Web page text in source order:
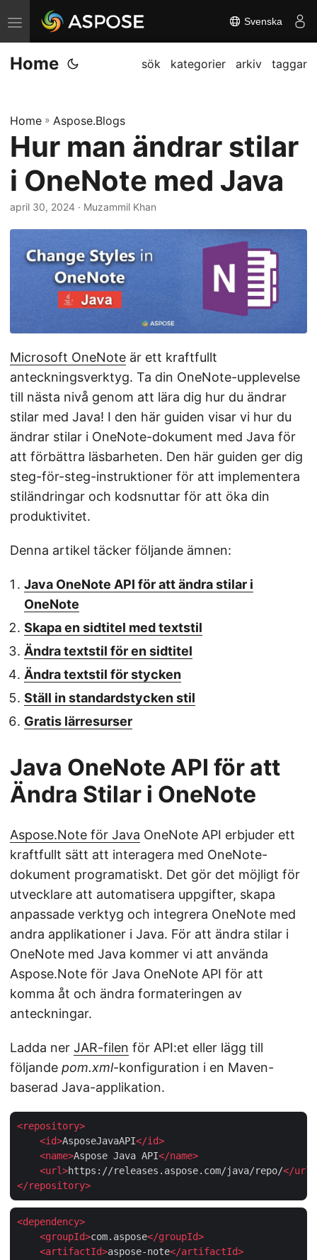
V
ä
x
n
a
g
Svenska
Home sök kategorier arkiv taggar
Home » Aspose.Blogs
Hur man ändrar stilar
i OneNote med Java
april 30, 2024 · Muzammil Khan
Microsoft OneNote är ett kraftfullt
anteckningsverktyg. Ta din OneNote-upplevelse
till nästa nivå genom att lära dig hur du ändrar
stilar med Java! I den här guiden visar vi hur du
ändrar stilar i OneNote-dokument med Java för
att förbättra läsbarheten. Den här guiden ger dig
steg-för-steg-instruktioner för att implementera
stiländringar och kodsnuttar för att öka din
produktivitet.
Denna artikel täcker följande ämnen:
Java OneNote API för att ändra stilar i
OneNote
Skapa en sidtitel med textstil
Ändra textstil för en sidtitel
Ändra textstil för stycken
Ställ in standardstycken stil
Gratis lärresurser
Java OneNote API för att
Ändra Stilar i OneNote
Aspose.Note för Java OneNote API erbjuder ett
kraftfullt sätt att interagera med OneNote-
dokument programatiskt. Det gör det möjligt för
utvecklare att automatisera uppgifter, skapa
anpassade verktyg och integrera OneNote med
andra applikationer i Java. För att ändra stilar i
OneNote med Java kommer vi att använda
Aspose.Note för Java OneNote API för att
komma åt och ändra formateringen av
anteckningar.
Ladda ner JAR-filen för API:et eller lägg till
följande pom.xml-konfiguration i en Maven-
baserad Java-applikation.
<repository>
<id>AsposeJavaAPI</id>
<name>Aspose Java API</name>
<url>https://releases.aspose.com/java/repo/</url
</repository>
<dependency>
<groupId>com.aspose</groupId>
<artifactId>aspose-note</artifactId>